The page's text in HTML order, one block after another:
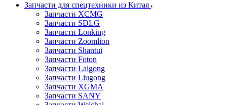
Запчасти для спецтехники из Китая
Запчасти XCMG
Запчасти SDLG
Запчасти Lonking
Запчасти Zoomlion
Запчасти Shantui
Запчасти Foton
Запчасти Laigong
Запчасти Liugong
Запчасти XGMA
Запчасти SANY